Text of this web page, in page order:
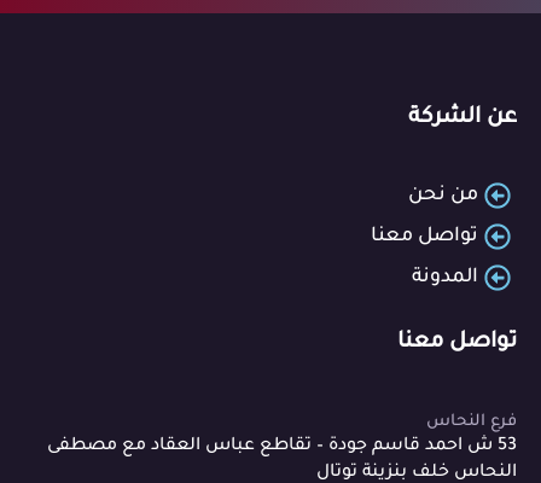
عن الشركة
من نحن
تواصل معنا
المدونة
تواصل معنا
فرع النحاس
53 ش احمد قاسم جودة – تقاطع عباس العقاد مع مصطفى
النحاس خلف بنزينة توتال